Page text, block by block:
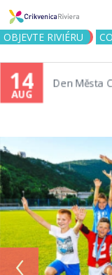
OBJEVTE RIVIÉRU
14
AUG
Den Města
‹